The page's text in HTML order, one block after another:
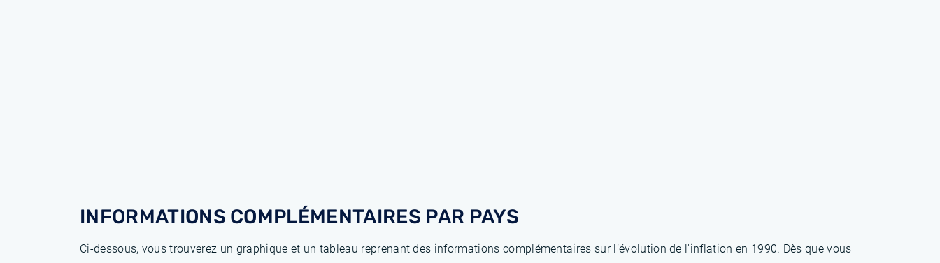
INFORMATIONS COMPLÉMENTAIRES PAR PAYS
Ci-dessous, vous trouverez un graphique et un tableau reprenant des informations complémentaires sur l’évolution de l'inflation en 1990. Dès que vous